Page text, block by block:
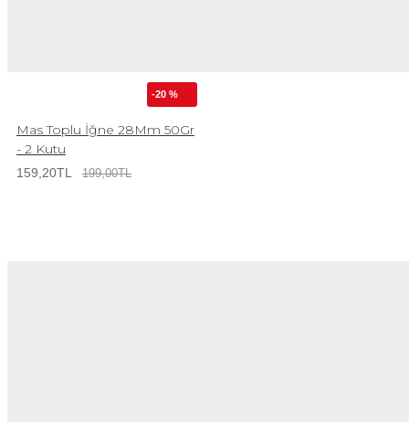
-20 %
Mas Toplu İğne 28Mm 50Gr
- 2 Kutu
159,20TL 199,00TL